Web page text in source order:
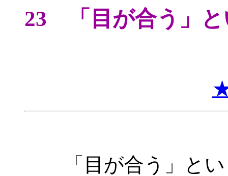
23 「目が合う」と
「目が合う」とい